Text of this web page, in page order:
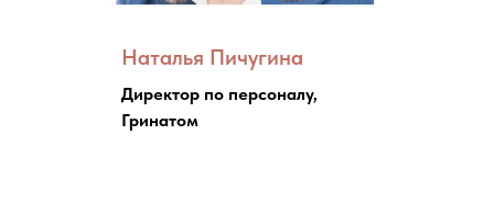
Наталья Пичугина
Директор по персоналу,
Гринатом